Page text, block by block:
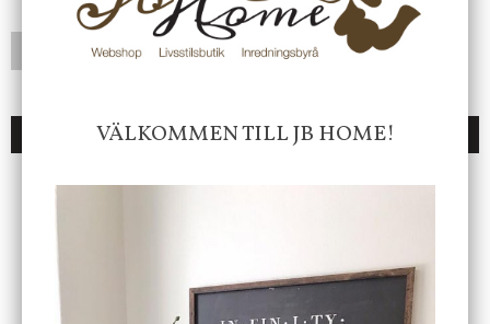
LÄGG I ÖNSKELISTA
DU KANSKE OCKSÅ ÄR INTRESSERAD AV
VÄLKOMMEN TILL JB HOME!